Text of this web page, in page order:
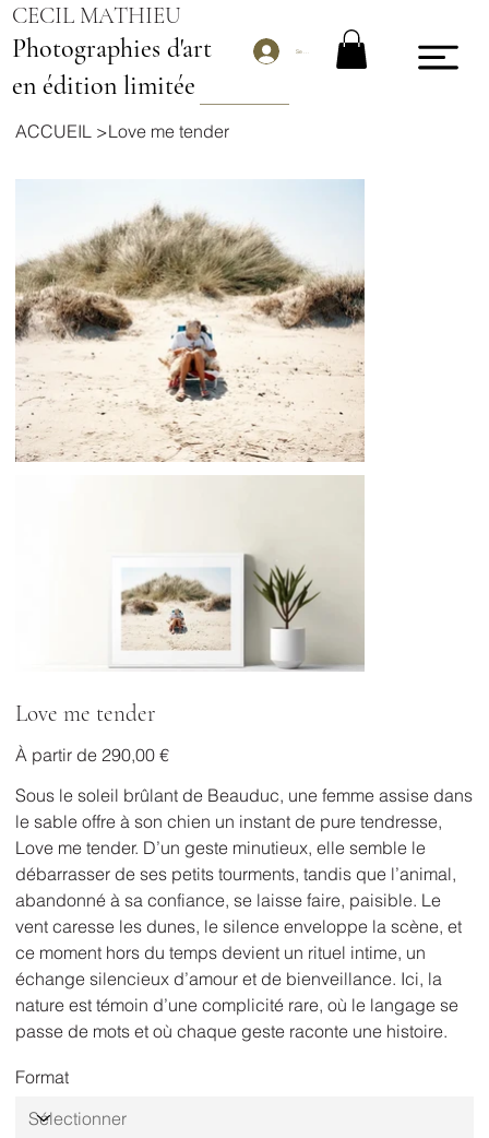
CECIL MATHIEU
Photographies d'art
en édition limitée
Se connecter
ACCUEIL >Love me tender
Love me tender
À partir de Prix
290,00 €
Sous le soleil brûlant de Beauduc, une femme assise dans
le sable offre à son chien un instant de pure tendresse,
Love me tender. D’un geste minutieux, elle semble le
débarrasser de ses petits tourments, tandis que l’animal,
abandonné à sa confiance, se laisse faire, paisible. Le
vent caresse les dunes, le silence enveloppe la scène, et
ce moment hors du temps devient un rituel intime, un
échange silencieux d’amour et de bienveillance. Ici, la
nature est témoin d’une complicité rare, où le langage se
passe de mots et où chaque geste raconte une histoire.
Format